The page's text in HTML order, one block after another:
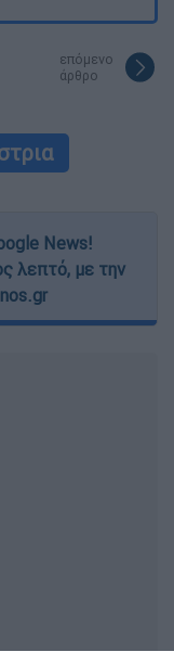
επόμενο
άρθρο
News!
λεπτό, με την